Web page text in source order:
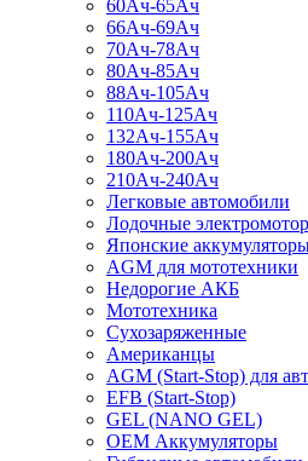
60Ач-65Ач
66Ач-69Ач
70Ач-78Ач
80Ач-85Ач
88Ач-105Ач
110Ач-125Ач
132Ач-155Ач
180Ач-200Ач
210Ач-240Ач
Легковые автомобили
Лодочные
Японские
AGM для мототехники
Недорогие АКБ
Мототехника
Сухозаряженные
Американцы
AGM (Start-Stop) для
EFB (Start-Stop)
GEL (NANO GEL)
OEM Аккумуляторы